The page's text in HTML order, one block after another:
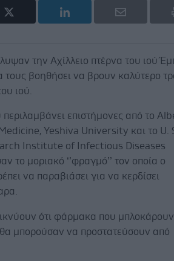
την Αχίλλειο πτέρνα του ιού
βοηθήσει να βρουν καλύτερο
ιού.
επιστήμονες από το
Yeshiva University και το U.
Institute of Infectious Diseases
το μοριακό ‘’φραγμό’’ τον οποία ο
να παραβιάσει για να κερδίσει
ότι φάρμακα που
μπορούσαν να προστατεύσουν από